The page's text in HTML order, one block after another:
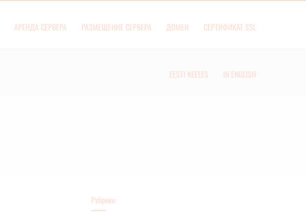
АРЕНДА СЕРВЕРА РАЗМЕЩЕНИЕ СЕРВЕРА ДОМЕН СЕРТИФИКАТ SSL
EESTI KEELES IN ENGLISH
Рубрики